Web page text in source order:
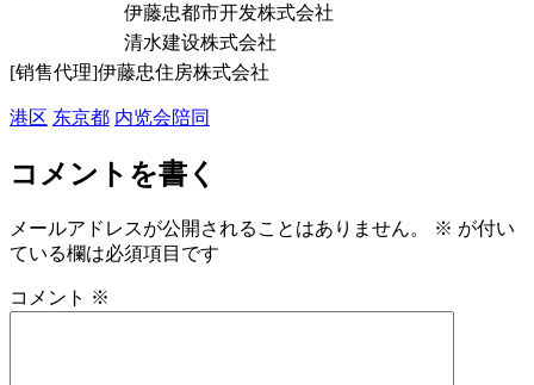
伊藤忠都市开发株式会社
清水建设株式会社
[销售代理]伊藤忠住房株式会社
港区 东京都 内览会陪同
コメントを書く
メールアドレスが公開されることはありません。 ※ が付い
ている欄は必須項目です
コメント ※